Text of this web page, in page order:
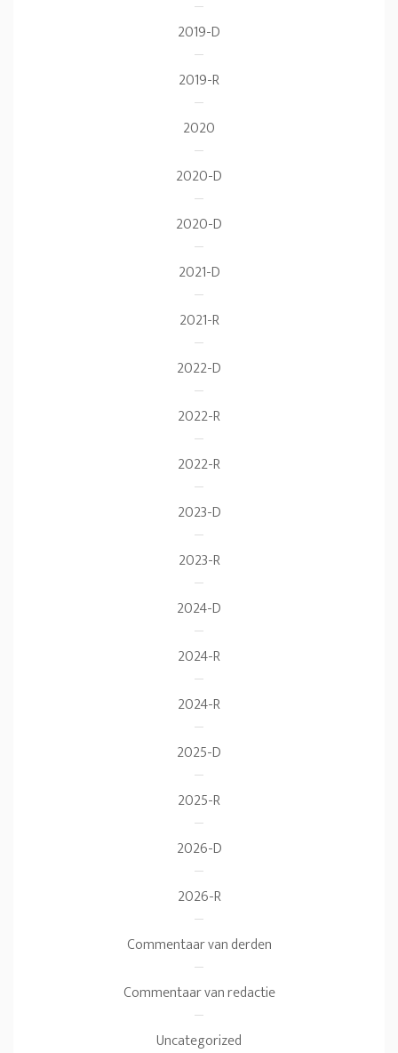
2019-D
2019-R
2020
2020-D
2020-D
2021-D
2021-R
2022-D
2022-R
2022-R
2023-D
2023-R
2024-D
2024-R
2024-R
2025-D
2025-R
2026-D
2026-R
Commentaar van derden
Commentaar van redactie
Uncategorized